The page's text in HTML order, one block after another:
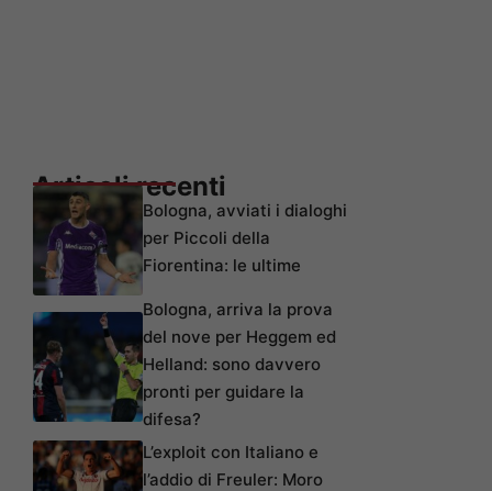
Articoli recenti
Bologna, avviati i dialoghi
per Piccoli della
Fiorentina: le ultime
Bologna, arriva la prova
del nove per Heggem ed
Helland: sono davvero
pronti per guidare la
difesa?
L’exploit con Italiano e
l’addio di Freuler: Moro